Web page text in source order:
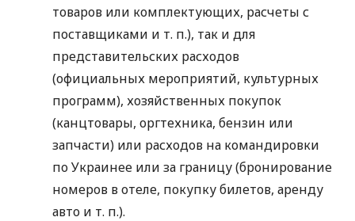
товаров или комплектующих, расчеты с
поставщиками и т. п.), так и для
представительских расходов
(официальных мероприятий, культурных
программ), хозяйственных покупок
(канцтовары, оргтехника, бензин или
запчасти) или расходов на командировки
по Украинее или за границу (бронирование
номеров в отеле, покупку билетов, аренду
авто и т. п.).